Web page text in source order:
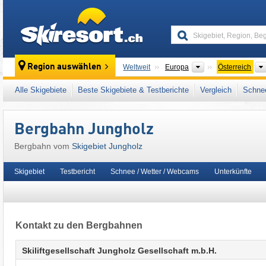
Region auswählen Weltweit Europa Kontinente
Österreich
Dieses Skigebiet liegt auch in: Außerfern
Mitteleuropa Europäische
Alle Skigebiete Beste Skigebiete & Testberichte Vergleich
Bergbahn Jungholz
Bergbahn vom Skigebiet Jungholz
Skigebiet Testbericht Schnee / Wetter / Webcams Unterkünfte
Kontakt zu den Bergbahnen
Skiliftgesellschaft Jungholz Gesellschaft m.b.H.